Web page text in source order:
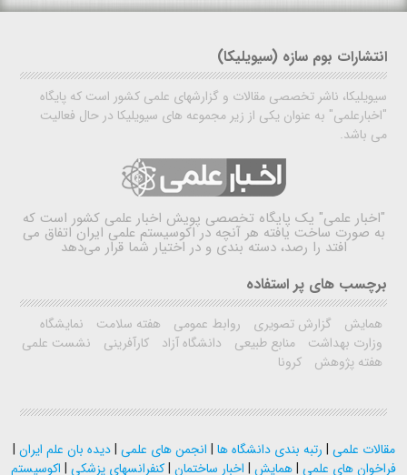
انتشارات بوم سازه (سیویلیکا)
سیویلیکا، ناشر تخصصی مقالات و گزارشهای علمی کشور است که پایگاه
"اخبارعلمی" به عنوان یکی از زیر مجموعه های سیویلیکا در حال فعالیت
می باشد.
"اخبار علمی" یک پایگاه تخصصی پویش اخبار علمی کشور است که
به صورت ساخت یافته هر آنچه در اکوسیستم علمی ایران اتفاق می
افتد را رصد، دسته بندی و در اختیار شما قرار می‌دهد
برچسب های پر استفاده
همایش گزارش تصویری روابط عمومی هفته سلامت
نمایشگاه
وزارت بهداشت
منابع طبیعی دانشگاه آزاد کارآفرینی
نشست علمی
هفته پژوهش
کرونا
مقالات علمی | رتبه بندی دانشگاه ها | انجمن های علمی |دیده بان علم ایران |
فراخوان های علمی |همایش | اخبار ساختمان |کنفرانسهای پزشکی | اکوسیستم